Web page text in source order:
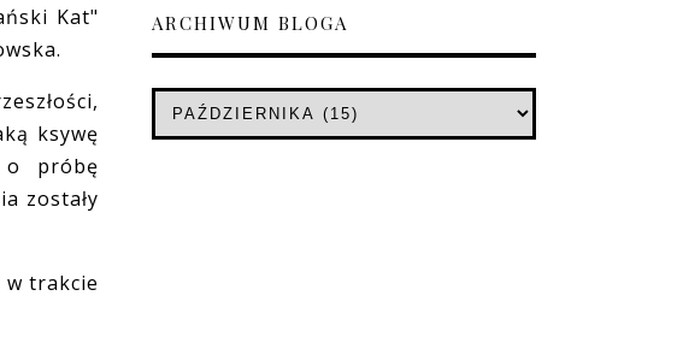
Kat"
ksywę
o próbę
zostały
trakcie
ARCHIWUM BLOGA